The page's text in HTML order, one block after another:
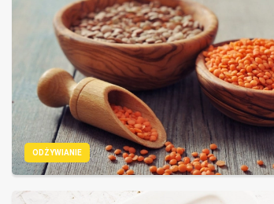
ODŻYWIANIE